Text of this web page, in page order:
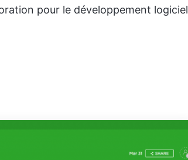
pour le développement logiciel